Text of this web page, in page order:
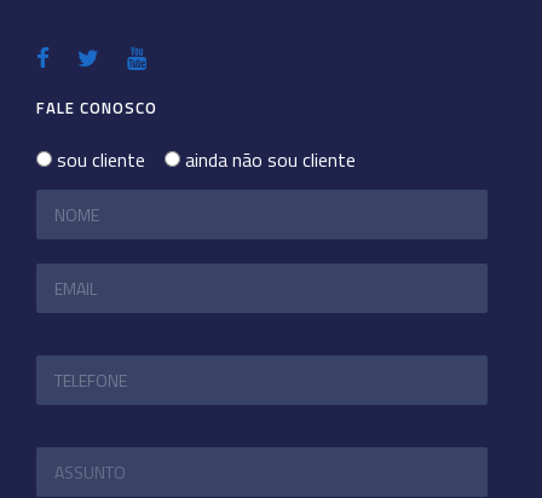
FALE CONOSCO
sou cliente ainda não sou cliente